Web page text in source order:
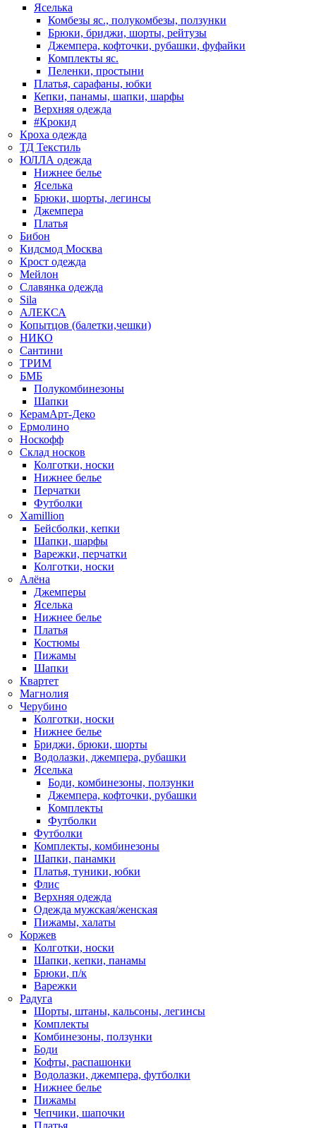
Яселька
Комбезы яс., полукомбезы, ползунки
Брюки, бриджи, шорты, рейтузы
Джемпера, кофточки, рубашки, фуфайки
Комплекты яс.
Пеленки, простыни
Платья, сарафаны, юбки
Кепки, панамы, шапки, шарфы
Верхняя одежда
#Крокид
Кроха одежда
ТД Текстиль
ЮЛЛА одежда
Нижнее белье
Яселька
Брюки, шорты, легинсы
Джемпера
Платья
Бибон
Кидсмод Москва
Крост одежда
Мейлон
Славянка одежда
Sila
АЛЕКСА
Копытцов (балетки,чешки)
НИКО
Сантини
ТРИМ
БМБ
Полукомбинезоны
Шапки
КерамАрт-Деко
Ермолино
Носкофф
Склад носков
Колготки, носки
Нижнее белье
Перчатки
Футболки
Xamillion
Бейсболки, кепки
Шапки, шарфы
Варежки, перчатки
Колготки, носки
Алёна
Джемперы
Яселька
Нижнее белье
Платья
Костюмы
Пижамы
Шапки
Квартет
Магнолия
Черубино
Колготки, носки
Нижнее белье
Бриджи, брюки, шорты
Водолазки, джемпера, рубашки
Яселька
Боди, комбинезоны, ползунки
Джемпера, кофточки, рубашки
Комплекты
Футболки
Футболки
Комплекты, комбинезоны
Шапки, панамки
Платья, туники, юбки
Флис
Верхняя одежда
Одежда мужская/женская
Пижамы, халаты
Коржев
Колготки, носки
Шапки, кепки, панамы
Брюки, п/к
Варежки
Радуга
Шорты, штаны, кальсоны, легинсы
Комплекты
Комбинезоны, ползунки
Боди
Кофты, распашонки
Водолазки, джемпера, футболки
Нижнее белье
Пижамы
Чепчики, шапочки
Платья